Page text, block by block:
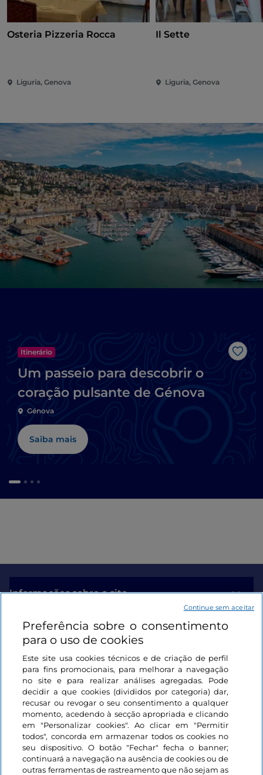
Osteria Pizzeria Rocca
Liguria, Genova
Il Sette
Liguria, Genova
Itinerário
Um passeio para descobrir o
coração pulsante de Génova
Génova
Saiba mais
Informações sobre o site
Ligações úteis
Iniciar sessão
Mantenha-se em contacto
Preferência sobre o consentimento
para o uso de cookies
Este site usa cookies técnicos e de criação de perfil
para fins promocionais, para melhorar a navegação
no site e para realizar análises agregadas. Pode
decidir a que cookies (divididos por categoria) dar,
recusar ou revogar o seu consentimento a qualquer
momento, acedendo à secção apropriada e clicando
em "Personalizar cookies". Ao clicar em "Permitir
todos", concorda em armazenar todos os cookies no
seu dispositivo. O botão "Fechar" fecha o banner;
continuará a navegação na ausência de cookies ou de
outras ferramentas de rastreamento que não sejam as
Continue sem aceitar